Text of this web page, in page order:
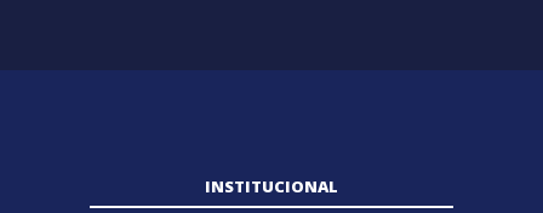
INSTITUCIONAL